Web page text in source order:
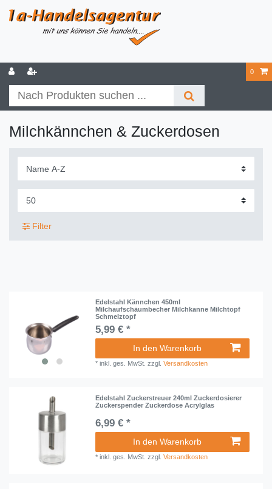
0
Milchkännchen & Zuckerdosen
Filter
Edelstahl Kännchen 450ml
Milchaufschäumbecher Milchkanne Milchtopf
Schmelztopf
5,99 € *
In den Warenkorb
*inkl. ges. MwSt. zzgl.Versandkosten
Edelstahl Zuckerstreuer 240ml Zuckerdosierer
Zuckerspender Zuckerdose Acrylglas
6,99 € *
In den Warenkorb
*inkl. ges. MwSt. zzgl.Versandkosten